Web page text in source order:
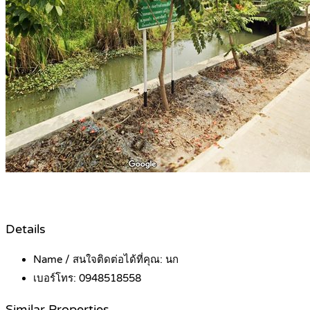
Details
Name / สนใจติดต่อได้ที่คุณ: นก
เบอร์โทร: 0948518558